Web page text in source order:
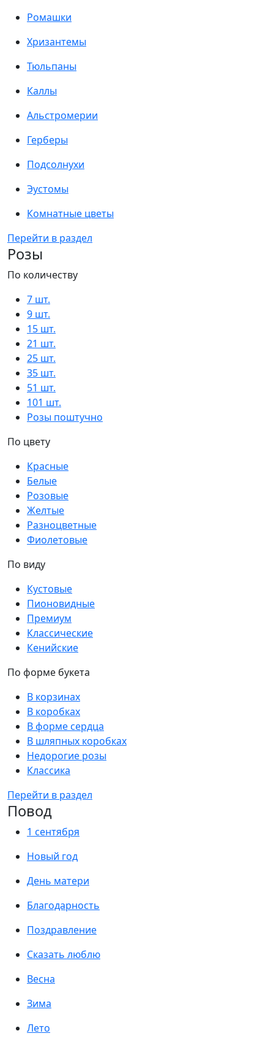
Ромашки
Хризантемы
Тюльпаны
Каллы
Альстромерии
Герберы
Подсолнухи
Эустомы
Комнатные цветы
Перейти в раздел
Розы
По количеству
7 шт.
9 шт.
15 шт.
21 шт.
25 шт.
35 шт.
51 шт.
101 шт.
Розы поштучно
По цвету
Красные
Белые
Розовые
Желтые
Разноцветные
Фиолетовые
По виду
Кустовые
Пионовидные
Премиум
Классические
Кенийские
По форме букета
В корзинах
В коробках
В форме сердца
В шляпных коробках
Недорогие розы
Классика
Перейти в раздел
Повод
1 сентября
Новый год
День матери
Благодарность
Поздравление
Сказать люблю
Весна
Зима
Лето